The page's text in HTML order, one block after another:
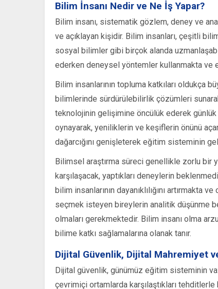
Bilim İnsanı Nedir ve Ne İş Yapar?
Bilim insanı, sistematik gözlem, deney ve
ve açıklayan kişidir. Bilim insanları, çeşitli
sosyal bilimler gibi birçok alanda
ederken deneysel yöntemler kullanmakta ve
Bilim insanlarının topluma katkıları oldukça
bilimlerinde sürdürülebilirlik çözümleri sunarak
teknolojinin gelişimine öncülük ederek
oynayarak, yeniliklerin ve keşiflerin önünü
dağarcığını genişleterek eğitim sisteminin
Bilimsel araştırma süreci genellikle zorlu bir
karşılaşacak, yaptıkları deneylerin
bilim insanlarının dayanıklılığını artırmakta
seçmek isteyen bireylerin analitik düşünme
olmaları gerekmektedir. Bilim insanı olma
bilime katkı sağlamalarına olanak tanır.
Dijital Güvenlik, Dijital Mahremiyet
Dijital güvenlik, günümüz eğitim sisteminin
çevrimiçi ortamlarda karşılaştıkları